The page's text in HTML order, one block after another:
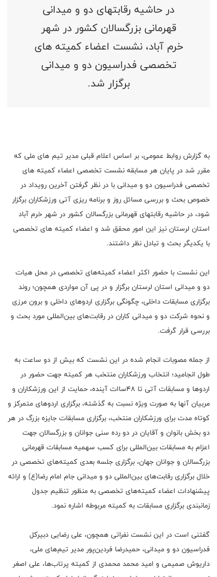
در حاشیه رقابتهای دو و میدانی
قهرمانی بزرگسالان کشور در شهر
خرم آباد، نشست اعضاء کمیته های
تخصصی فدراسیون دو و میدانی
برگزار شد.
به گزارش روابط عمومی، بر اساس اعلام قبلی مدیر تیم های ملی که
مقرر شد در پایان هر مسابقه نشست تخصصی اعضاء کمیته های
تخصصی فدراسیون دو و میدانی با در نظر گرفتن آخرین رویداد در
خصوص بحث و بررسی مسائل روز و برنامه ریزی آتی ورزشکاران برگزار
شود، در حاشیه رقابتهای قهرمانی بزرگسالان کشور در شهر خرم آباد
استان لرستان نیز این امور محقق شد و اعضاء کمیته های تخصصی
با یکدیگر بحث و تبادل نظر داشتند.
این نشست با حضور اکثر اعضاء کمیته‌های تخصصی در محل هیات
دو و میدانی استان لرستان برگزار و در پی آن مواردی همچون؛ روند
برگزاری مسابقات داخلی، چگونگی برگزاری اردوهای داخلی و برون مرزی
و نحوه شرکت دو و میدانی کاران در رقابت‌های بین‌المللی مورد بحث و
بررسی قرار گرفت.
از جمله مصوبات انجام شده در این نشست که بیش از دو ساعت به
طول انجامید؛ انتخاب ورزشکاران منتخب هر کمیته جهت حضور در
اردوها و مسابقات آتی تا ۴۸ساات آینده، حمایت از این‌ ورزشکاران‌ و
مربیان آنها به صورت ویژه نسبت به گذشته، برگزاری اردوهای متمرکز و
کوتاه مدت برای ورزشکاران منتخب، برگزاری مسابقات جایزه بزرگ در هر
دو بخش بانوان و آقایان در دو رده سنی جوانان و بزرگسالان جهت
اعزام به مسابقات بین‌المللی برای کسب سهمیه مسابقات قهرمانی
بزرگسالان و جوانان جهان، برگزاری جلسه بعدی کمیته‌های تخصصی در
خلال برگزاری رقابت‌های بین‌المللی دو و میدانی جام امام رضا(ع) و ارائه
پیشنهادات اعضاء کمیته‌های تخصصی به منظور تنظیم جدول
زمانبندی برگزاری مسابقات به کمیته مربوطه اشاره نمود.
گفتنی است در این نشست نفراتی همچون، علی رضایی دبیرکل
فدراسیون دو و میدانی، حمیدرضا فردین‌پور مدیر تیم‌های ملی،
داریوش صمیمی و امید محمد محمدی از کمیته پرتاب‌ها، علی اصغر